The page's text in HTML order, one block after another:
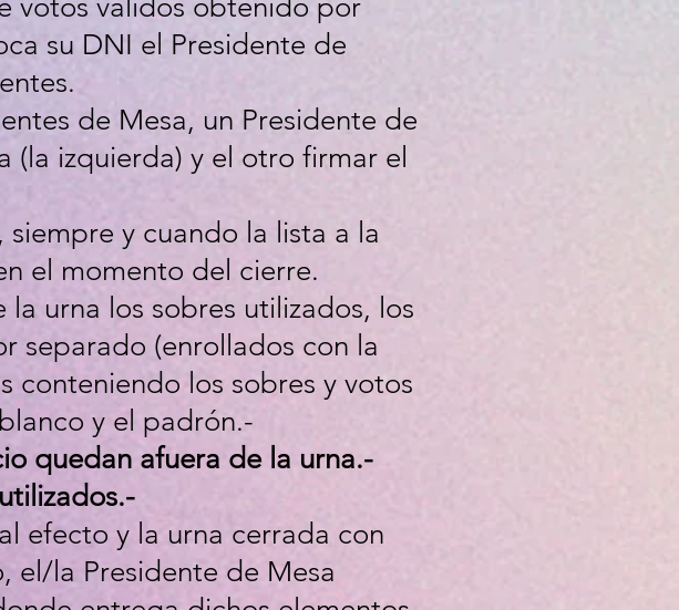
votos válidos obtenido por
su DNI el Presidente de
de Mesa, un Presidente de
izquierda) y el otro firmar el
y cuando la lista a la
el momento del cierre.
urna los sobres utilizados, los
separado (enrollados con la
conteniendo los sobres y votos
y el padrón.-
quedan afuera de la urna.-
efecto y la urna cerrada con
el/la Presidente de Mesa